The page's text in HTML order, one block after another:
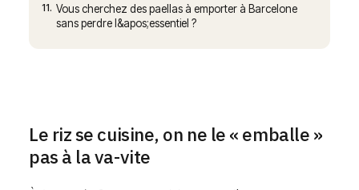
11. Vous cherchez des paellas à emporter à Barcelone
sans perdre l&apos;essentiel ?
Le riz se cuisine, on ne le « emballe »
pas à la va-vite